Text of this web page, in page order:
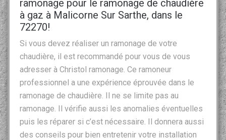
ramonage pour le ramonage de chaudière
à gaz à Malicorne Sur Sarthe, dans le
72270!
Si vous devez réaliser un ramonage de votre
chaudière, il est recommandé pour vous de vous
adresser à Christol ramonage. Ce ramoneur
professionnel a une expérience éprouvée dans le
ramonage de chaudière. Il ne se limite pas au
ramonage. Il vérifie aussi les anomalies éventuelles
puis les réparer si c’est nécessaire. Il donnera aussi
des conseils pour bien entretenir votre installation